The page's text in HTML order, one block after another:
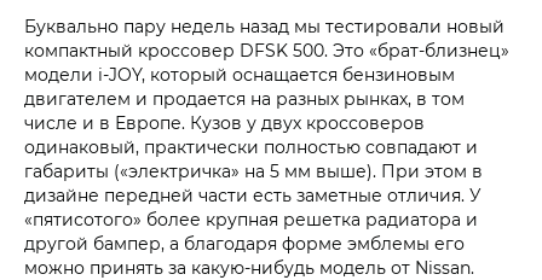
Буквально пару недель назад мы тестировали новый
компактный кроссовер DFSK 500. Это «брат-близнец»
модели i‑JOY, который оснащается бензиновым
двигателем и продается на разных рынках, в том
числе и в Европе. Кузов у двух кроссоверов
одинаковый, практически полностью совпадают и
габариты («электричка» на 5 мм выше). При этом в
дизайне передней части есть заметные отличия. У
«пятисотого» более крупная решетка радиатора и
другой бампер, а благодаря форме эмблемы его
можно принять за какую-нибудь модель от Nissan.